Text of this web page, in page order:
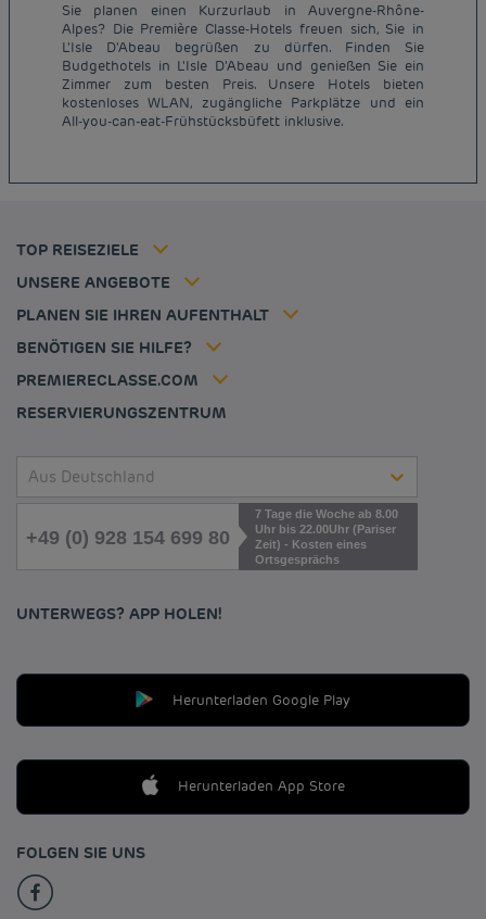
Sie planen einen Kurzurlaub in Auvergne-Rhône-
Alpes? Die Première Classe-Hotels freuen sich, Sie in
L'Isle D'Abeau begrüßen zu dürfen. Finden Sie
Budgethotels in L'Isle D'Abeau und genießen Sie ein
Zimmer zum besten Preis. Unsere Hotels bieten
kostenloses WLAN, zugängliche Parkplätze und ein
All-you-can-eat-Frühstücksbüfett inklusive.
TOP REISEZIELE
Günstige Hotels Paris
Günstige Hotels Hannover
Günstige Hotels Deutschland
Günstige Hotels Frankreich
UNSERE ANGEBOTE
Mitgliedsrate
PLANEN SIE IHREN AUFENTHALT
BENÖTIGEN SIE HILFE?
PREMIERECLASSE.COM
Impressum
Allgemeine Geschäftsbedingungen
Tax policy
Karriere
RESERVIERUNGSZENTRUM
Aus Deutschland
+49 (0) 928 154 699 80
7 Tage die Woche ab 8.00
Uhr bis 22.00Uhr (Pariser
Zeit) - Kosten eines
Ortsgesprächs
UNTERWEGS? APP HOLEN!
Herunterladen Google Play
Herunterladen App Store
FOLGEN SIE UNS